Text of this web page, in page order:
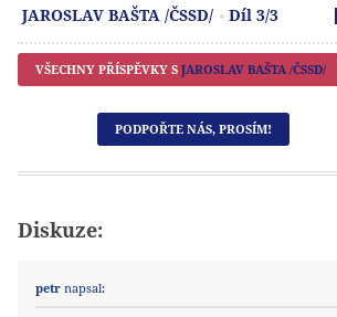
JAROSLAV BAŠTA /ČSSD/ Díl 3/3
VŠECHNY PŘÍSPĚVKY S JAROSLAV BAŠTA /ČSSD/
PODPOŘTE NÁS, PROSÍM!
Diskuze:
petr napsal: